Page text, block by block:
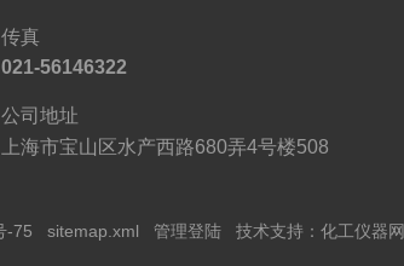
传真
021-56146322
公司地址
上海市宝山区水产西路680弄4号楼508
-75 sitemap.xml 管理登陆 技术支持： 化工仪器网